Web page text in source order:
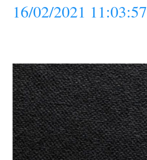
16/02/2021 11:03:57